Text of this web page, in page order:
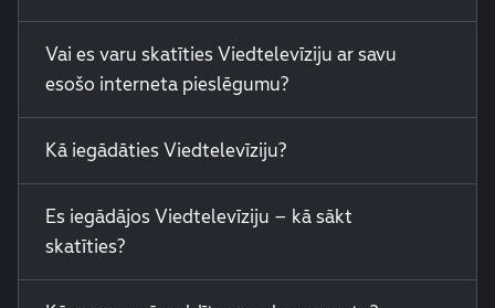
Vai es varu skatīties Viedtelevīziju ar savu
esošo interneta pieslēgumu?
Kā iegādāties Viedtelevīziju?
Es iegādājos Viedtelevīziju – kā sākt
skatīties?